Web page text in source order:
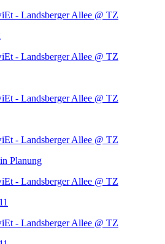
- Landsberger Allee @ TZ
- Landsberger Allee @ TZ
- Landsberger Allee @ TZ
- Landsberger Allee @ TZ
Planung
- Landsberger Allee @ TZ
- Landsberger Allee @ TZ